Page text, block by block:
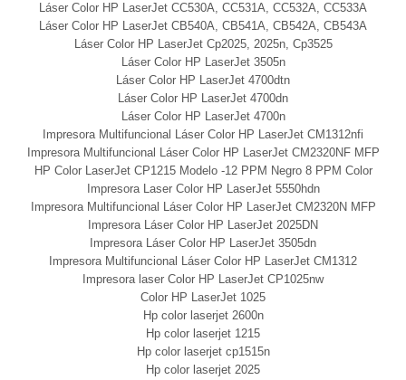
Láser Color HP LaserJet CC530A, CC531A, CC532A, CC533A
Láser Color HP LaserJet CB540A, CB541A, CB542A, CB543A
Láser Color HP LaserJet Cp2025, 2025n, Cp3525
Láser Color HP LaserJet 3505n
Láser Color HP LaserJet 4700dtn
Láser Color HP LaserJet 4700dn
Láser Color HP LaserJet 4700n
Impresora Multifuncional Láser Color HP LaserJet CM1312nfi
Impresora Multifuncional Láser Color HP LaserJet CM2320NF MFP
HP Color LaserJet CP1215 Modelo -12 PPM Negro 8 PPM Color
Impresora Laser Color HP LaserJet 5550hdn
Impresora Multifuncional Láser Color HP LaserJet CM2320N MFP
Impresora Láser Color HP LaserJet 2025DN
Impresora Láser Color HP LaserJet 3505dn
Impresora Multifuncional Láser Color HP LaserJet CM1312
Impresora laser Color HP LaserJet CP1025nw
Color HP LaserJet 1025
Hp color laserjet 2600n
Hp color laserjet 1215
Hp color laserjet cp1515n
Hp color laserjet 2025